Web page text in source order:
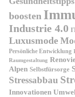
boosten
Industrie 4.0
Luxusmode
Persönliche Entwicklung
Raumgestaltung
Alpen Selbstfürsorge
Stressabbau
Innovationen